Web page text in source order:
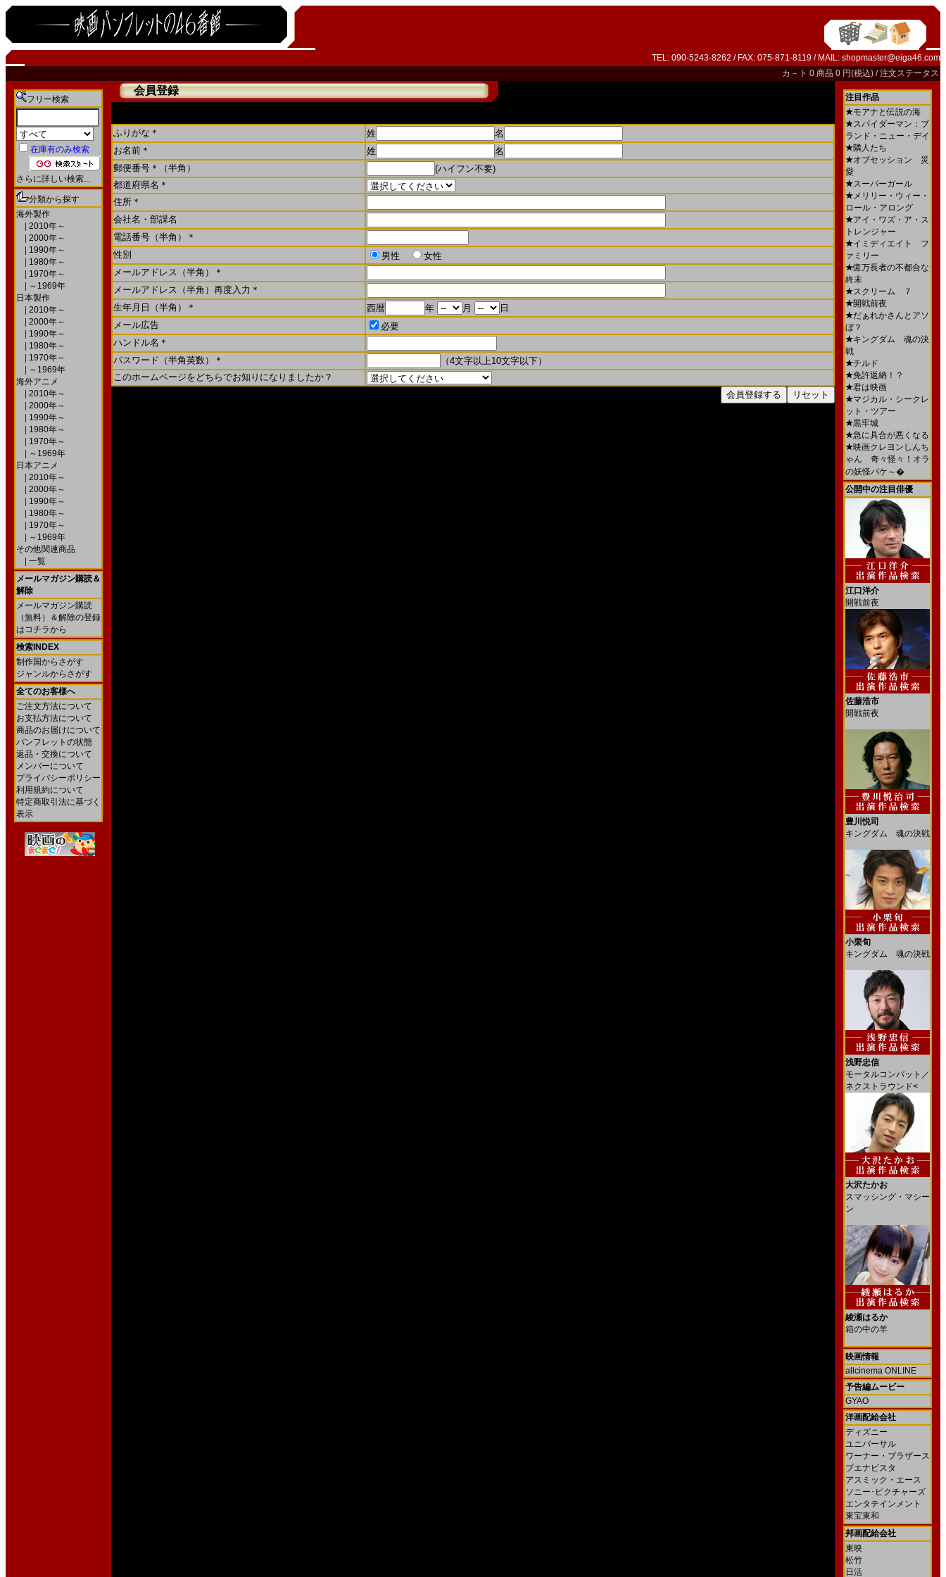
TEL: 090-5243-8262 / FAX: 075-871-8119 / MAIL: shopmaster@eiga46.com
カ－ト 0 商品 0 円(税込) /注文ステータス
フリー検索
在庫有のみ検索
さらに詳しい検索...
分類から探す
海外製作
2010年～
2000年～
1990年～
1980年～
1970年～
～1969年
日本製作
2010年～
2000年～
1990年～
1980年～
1970年～
～1969年
海外アニメ
2010年～
2000年～
1990年～
1980年～
1970年～
～1969年
日本アニメ
2010年～
2000年～
1990年～
1980年～
1970年～
～1969年
その他関連商品
一覧
メールマガジン購読＆
解除
メールマガジン購読
（無料）＆解除の登録
はコチラから
検索INDEX
制作国からさがす
ジャンルからさがす
全てのお客様へ
ご注文方法について
お支払方法について
商品のお届けについて
パンフレットの状態
返品・交換について
メンバーについて
プライバシーポリシー
利用規約について
特定商取引法に基づく
表示
会員登録
ふりがな＊ 姓
名
お名前＊
姓
名
郵便番号＊（半角）
(ハイフン不要)
都道府県名＊
住所＊
会社名・部課名
電話番号（半角）＊
性別
男性
女性
メールアドレス（半角）＊
メールアドレス（半角）再度入力＊
生年月日（半角）＊
西暦 年 月
日
メール広告
必要
ハンドル名＊
パスワード（半角英数）＊
（4文字以上10文字以下）
このホームページをどちらでお知りになりましたか？
注目作品
★モアナと伝説の海
★スパイダーマン：ブ
ランド・ニュー・デイ
★隣人たち
★オブセッション 災
愛
★スーパーガール
★メリリー・ウィー・
ロール・アロング
★アイ・ワズ・ア・ス
トレンジャー
★イミディエイト フ
ァミリー
★億万長者の不都合な
終末
★スクリーム ７
★開戦前夜
★だぁれかさんとアソ
ぼ？
★キングダム 魂の決
戦
★チルド
★免許返納！？
★君は映画
★マジカル・シークレ
ット・ツアー
★黒牢城
★急に具合が悪くなる
★映画クレヨンしんち
ゃん 奇々怪々！オラ
の妖怪バケ～�
公開中の注目俳優
江口洋介
開戦前夜
佐藤浩市
開戦前夜
豊川悦司
キングダム 魂の決戦
小栗旬
キングダム 魂の決戦
浅野忠信
モータルコンバット／
ネクストラウンド<
大沢たかお
スマッシング・マシー
ン
綾瀬はるか
箱の中の羊
映画情報
allcinema ONLINE
予告編ムービー
GYAO
洋画配給会社
ディズニー
ユニバーサル
ワーナー・ブラザース
ブエナビスタ
アスミック・エース
ソニー･ピクチャーズ
エンタテインメント
東宝東和
邦画配給会社
東映
松竹
日活